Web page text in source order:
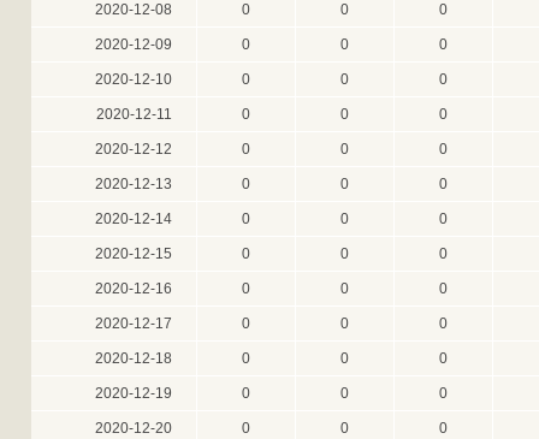
2020-12-08 0 0 0
2020-12-09 0 0 0
2020-12-10 0 0 0
2020-12-11 0 0 0
2020-12-12 0 0 0
2020-12-13 0 0 0
2020-12-14 0 0 0
2020-12-15 0 0 0
2020-12-16 0 0 0
2020-12-17 0 0 0
2020-12-18 0 0 0
2020-12-19 0 0 0
2020-12-20 0 0 0